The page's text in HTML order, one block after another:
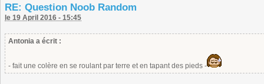
RE: Question Noob Random
le 19 April 2016 - 15:45
Antonia a écrit :
- fait une colère en se roulant par terre et en tapant des pieds -